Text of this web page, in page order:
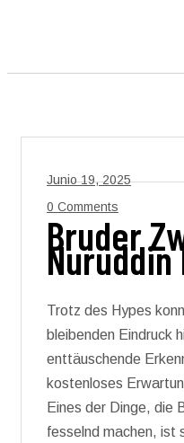
Junio 19, 2025
0 Comments
Bruder
Nuruddin
Trotz des Hypes
bleibenden Eindruck
enttäuschende
kostenloses
Eines der Dinge, die
fesselnd machen, ist